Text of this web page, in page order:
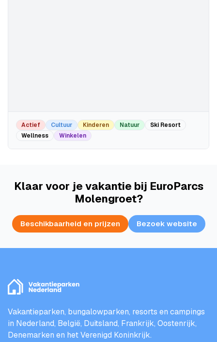
Actief Cultuur Kinderen Natuur
Ski Resort
Wellness
Winkelen
Klaar voor je vakantie bij EuroParcs
Molengroet?
Beschikbaarheid en prijzen Bezoek website
Vakantieparken, bungalowparken, resorts en campings
in Nederland, België, Duitsland, Frankrijk, Oostenrijk,
Denemarken en het Verenigd Koninkrijk.